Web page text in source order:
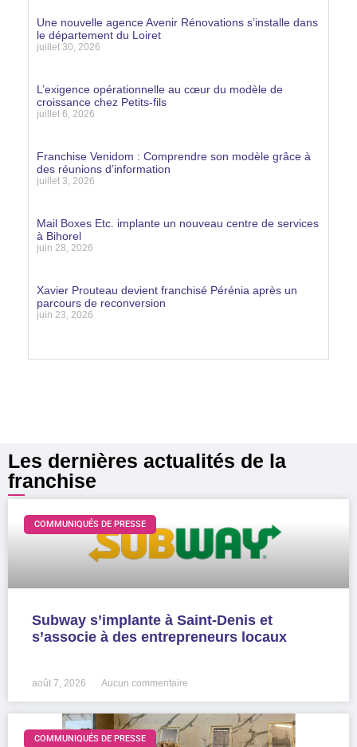
Une nouvelle agence Avenir Rénovations s’installe dans
le département du Loiret
juillet 30, 2026
L’exigence opérationnelle au cœur du modèle de
croissance chez Petits-fils
juillet 6, 2026
Franchise Venidom : Comprendre son modèle grâce à
des réunions d’information
juillet 3, 2026
Mail Boxes Etc. implante un nouveau centre de services
à Bihorel
juin 28, 2026
Xavier Prouteau devient franchisé Pérénia après un
parcours de reconversion
juin 23, 2026
Les dernières actualités de la
franchise
COMMUNIQUÉS DE PRESSE
Subway s’implante à Saint-Denis et
s’associe à des entrepreneurs locaux
août 7, 2026 Aucun commentaire
COMMUNIQUÉS DE PRESSE